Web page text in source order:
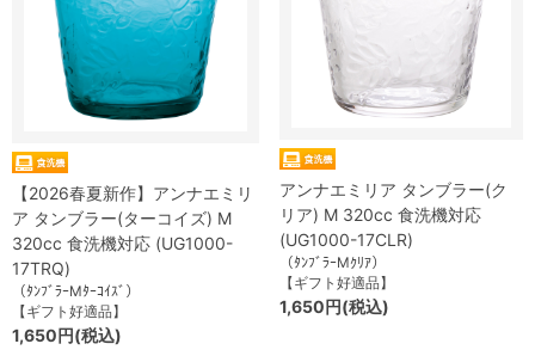
【2026春夏新作】アンナエミリ
ア タンブラー(ターコイズ) M
320cc 食洗機対応 (UG1000-
17TRQ)
（ﾀﾝﾌﾞﾗｰMﾀｰｺｲｽﾞ）
【ギフト好適品】
1,650円(税込)
アンナエミリア タンブラー(ク
リア) M 320cc 食洗機対応
(UG1000-17CLR)
（ﾀﾝﾌﾞﾗｰMｸﾘｱ）
【ギフト好適品】
1,650円(税込)